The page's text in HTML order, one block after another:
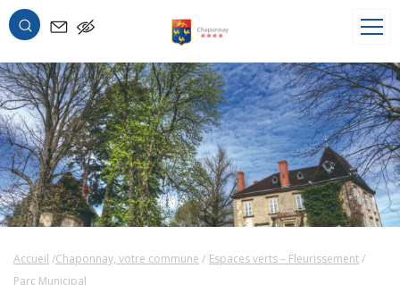
OK
Accueil Chaponnay, votre commune
Espaces verts – Fleurissement
Parc Municipal